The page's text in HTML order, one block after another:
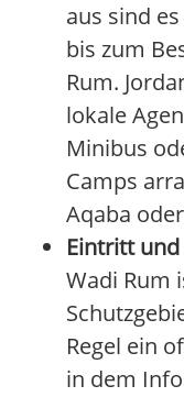
aus sind
bis zum
Rum.
lokale
Minibus
Camps
Aqaba
Eintritt
Wadi Rum
Regel ein
in dem